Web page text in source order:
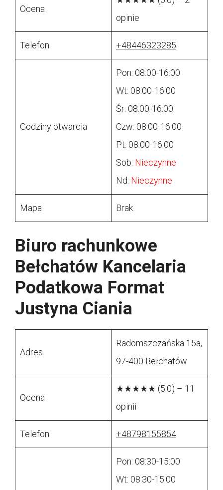
Ocena
opinie
Telefon +48446323285
Godziny otwarcia
Pon: 08:00-16:00
Wt: 08:00-16:00
Śr: 08:00-16:00
Czw: 08:00-16:00
Pt: 08:00-16:00
Sob: Nieczynne
Nd: Nieczynne
Mapa Brak
Biuro rachunkowe
Bełchatów Kancelaria
Podatkowa Format
Justyna Ciania
Adres
Radomszczańska 15a,
97-400 Bełchatów
Ocena
★★★★★ (5.0) – 11
opinii
Telefon +48798155854
Pon: 08:30-15:00
Wt: 08:30-15:00